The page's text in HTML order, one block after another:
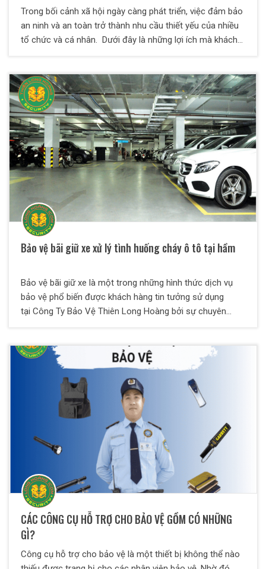
Trong bối cảnh xã hội ngày càng phát triển, việc đảm bảo
an ninh và an toàn trở thành nhu cầu thiết yếu của nhiều
tổ chức và cá nhân. Dưới đây là những lợi ích mà khách
Bảo vệ bãi giữ xe xử lý tình huống cháy ô tô tại hầm
Bảo vệ bãi giữ xe là một trong những hình thức dịch vụ
bảo vệ phổ biến được khách hàng tin tưởng sử dụng
tại Công Ty Bảo Vệ Thiên Long Hoàng bởi sự chuyên
vụ lẫn kỹ năng xử lý tình huống bất ngờ phát sinh tại mục
tiêu một cách nhanh chóng và hiệu quả đảm bảo an toàn
tuyệt đối cho đơn vị khách hàng.
CÁC CÔNG CỤ HỖ TRỢ CHO BẢO VỆ GỒM CÓ NHỮNG
GÌ?
Công cụ hỗ trợ cho bảo vệ là một thiết bị không thể nào